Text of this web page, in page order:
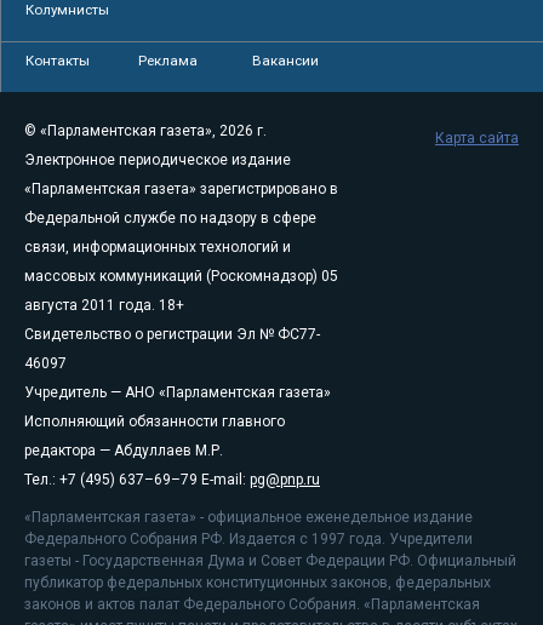
Колумнисты
Контакты Реклама Вакансии
© «Парламентская газета», 2026 г.
Электронное периодическое издание
«Парламентская газета» зарегистрировано в
Федеральной службе по надзору в сфере
связи, информационных технологий и
массовых коммуникаций (Роскомнадзор) 05
августа 2011 года. 18+
Свидетельство о регистрации Эл № ФС77-
46097
Учредитель — АНО «Парламентская газета»
Исполняющий обязанности главного
редактора — Абдуллаев М.Р.
Тел.: +7 (495) 637–69–79 E-mail: pg@pnp.ru
«Парламентская газета» - официальное еженедельное издание
Федерального Собрания РФ. Издается с 1997 года. Учредители
газеты - Государственная Дума и Совет Федерации РФ. Официальный
публикатор федеральных конституционных законов, федеральных
законов и актов палат Федерального Собрания. «Парламентская
Карта сайта